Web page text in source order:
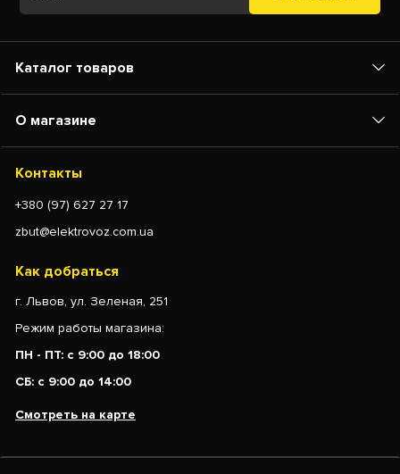
Каталог товаров
О магазине
Контакты
+380 (97) 627 27 17
zbut@elektrovoz.com.ua
Как добраться
г. Львов, ул. Зеленая, 251
Режим работы магазина:
ПН - ПТ: с 9:00 до 18:00
СБ: с 9:00 до 14:00
Смотреть на карте